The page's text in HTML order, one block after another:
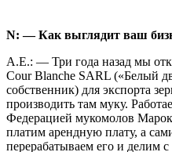
N: — Как выглядит ваш
А.Е.: — Три года назад мы
Cour Blanche SARL («Белый
собственник) для экспорта
производить там муку.
Федерацией мукомолов
платим арендную плату, а
перерабатываем его и делим